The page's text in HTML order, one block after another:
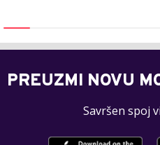
PREUZMI NOVU
Savršen spoj